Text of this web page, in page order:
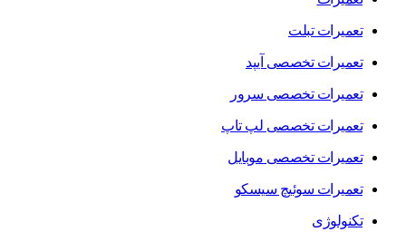
تعمیرات تبلت
تعمیرات تخصصی آیپد
تعمیرات تخصصی سرور
تعمیرات تخصصی لپ تاپ
تعمیرات تخصصی موبایل
تعمیرات سوئیچ سیسکو
تکنولوژی